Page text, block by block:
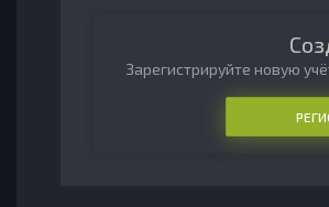
Зарегистрируйте новую